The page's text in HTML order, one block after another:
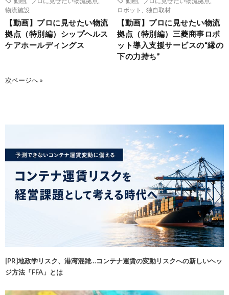
物流施設
【動画】プロに見せたい物流
拠点（特別編）シップヘルス
ケアホールディングス
ロボット
独自取材
【動画】プロに見せたい物流
拠点（特別編）三菱商事ロボ
ット導入支援サービスの“縁の
下の力持ち”
次ページへ »
[PR]地政学リスク、港湾混雑…コンテナ運賃の変動リスクへの新しいヘッ
ジ方法「FFA」とは